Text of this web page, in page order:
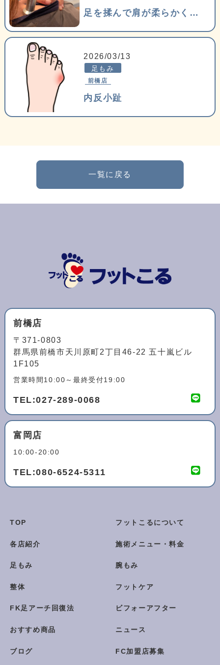
足を揉んで肩が柔らかくなるかなぁ？
2026/03/13
足もみ
前橋店
内反小趾
一覧に戻る
前橋店
〒371-0803
群馬県前橋市天川原町2丁目46-22 五十嵐ビル
1F105
営業時間10:00～最終受付19:00
TEL:027-289-0068
富岡店
10:00-20:00
TEL:080-6524-5311
TOP フットこるについて
各店紹介 施術メニュー・料金
足もみ 腕もみ
整体 フットケア
FK足アーチ回復法 ビフォーアフター
おすすめ商品 ニュース
ブログ FC加盟店募集